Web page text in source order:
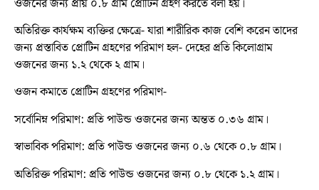
ওজনের জন্য প্রায় ০.৮ গ্রাম প্রোটিন গ্রহণ করতে বলা হয়।
অতিরিক্ত কার্যক্ষম ব্যক্তির ক্ষেত্রে- যারা শারীরিক কাজ বেশি করেন তাদের
জন্য প্রস্তাবিত প্রোটিন গ্রহণের পরিমাণ হল- দেহের প্রতি কিলোগ্রাম
ওজনের জন্য ১.২ থেকে ২ গ্রাম।
ওজন কমাতে প্রোটিন গ্রহণের পরিমাণ-
সর্বোনিম্ন পরিমাণ: প্রতি পাউন্ড ওজনের জন্য অন্তত ০.৩৬ গ্রাম।
স্বাভাবিক পরিমাণ: প্রতি পাউন্ড ওজনের জন্য ০.৬ থেকে ০.৮ গ্রাম।
অতিরিক্ত পরিমাণ: প্রতি পাউন্ড ওজনের জন্য ০.৮ থেকে ১.২ গ্রাম।